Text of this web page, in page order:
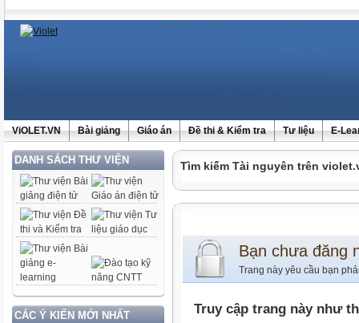
ViOLET.VN Bài giảng Giáo án Đề thi & Kiểm tra Tư liệu E-
DANH SÁCH THƯ VIỆN
CÁC Ý KIẾN MỚI NHẤT
Tìm kiếm Tài nguyên trên
Bạn chưa đăng
Trang này yêu cầu bạn
Truy cập trang này như